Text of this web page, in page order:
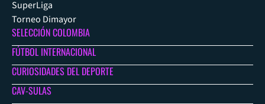
SuperLiga
Torneo Dimayor
SELECCIÓN COLOMBIA
FÚTBOL INTERNACIONAL
CURIOSIDADES DEL DEPORTE
CAV-SULAS